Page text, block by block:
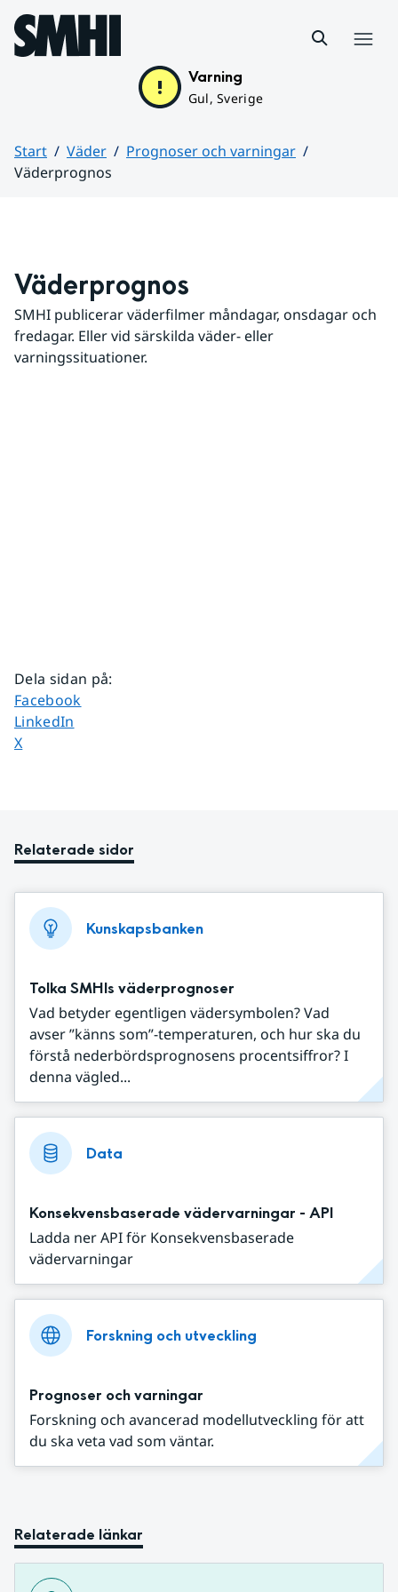
Hoppa till sidans innehåll
Varning
Gul, Sverige
Start Väder
Prognoser och varningar
Väderprognos
Väderprognos
SMHI publicerar väderfilmer måndagar, onsdagar och
fredagar. Eller vid särskilda väder- eller
varningssituationer.
Dela sidan på:
Dela sidan på
Facebook
Dela sidan på
LinkedIn
Dela sidan på
X
Relaterade sidor
Kunskapsbanken
Tolka SMHIs väderprognoser
Vad betyder egentligen vädersymbolen? Vad
avser ”känns som”-temperaturen, och hur ska du
förstå nederbördsprognosens procentsiffror? I
denna vägled...
Data
Konsekvensbaserade vädervarningar - API
Ladda ner API för Konsekvensbaserade
vädervarningar
Forskning och utveckling
Prognoser och varningar
Forskning och avancerad modellutveckling för att
du ska veta vad som väntar.
Relaterade länkar